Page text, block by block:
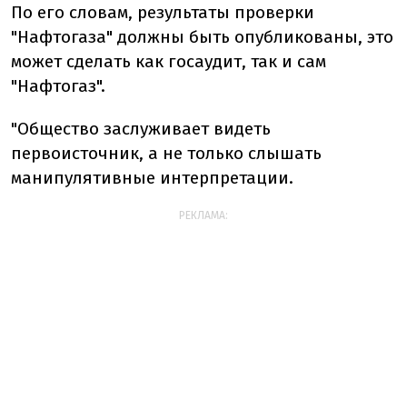
По его словам, результаты проверки
"Нафтогаза" должны быть опубликованы, это
может сделать как госаудит, так и сам
"Нафтогаз".
"Общество заслуживает видеть
первоисточник, а не только слышать
манипулятивные интерпретации.
РЕКЛАМА: